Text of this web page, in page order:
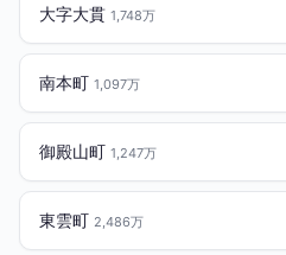
大字大貫 1,748万
南本町 1,097万
御殿山町 1,247万
東雲町 2,486万